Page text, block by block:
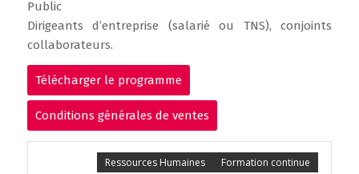
Public
Dirigeants d’entreprise (salarié ou TNS), conjoints
collaborateurs.
Télécharger le programme
Conditions générales de ventes
Formation continue
Ressources Humaines